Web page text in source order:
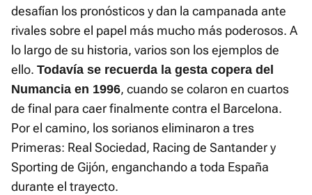
desafían los pronósticos y dan la campanada ante
rivales sobre el papel más mucho más poderosos. A
lo largo de su historia, varios son los ejemplos de
ello. Todavía se recuerda la gesta copera del
Numancia en 1996, cuando se colaron en cuartos
de final para caer finalmente contra el Barcelona.
Por el camino, los sorianos eliminaron a tres
Primeras: Real Sociedad, Racing de Santander y
Sporting de Gijón, enganchando a toda España
durante el trayecto.